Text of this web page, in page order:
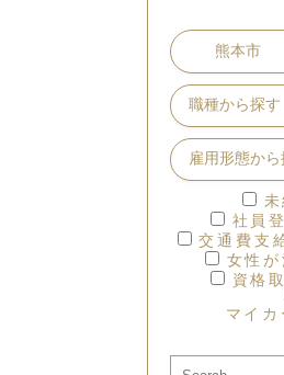
未
社員登
交通費支
女性が
資格取
マイ